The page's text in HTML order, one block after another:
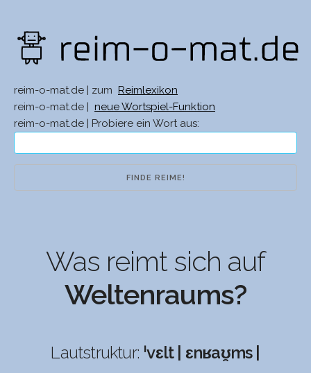
reim-o-mat.de | zum
Reimlexikon
reim-o-mat.de |
neue Wortspiel-Funktion
reim-o-mat.de | Probiere ein Wort aus:
Was reimt sich auf
Weltenraums?
Lautstruktur: ˈvɛlt | ɛnʁaʊ̯ms |